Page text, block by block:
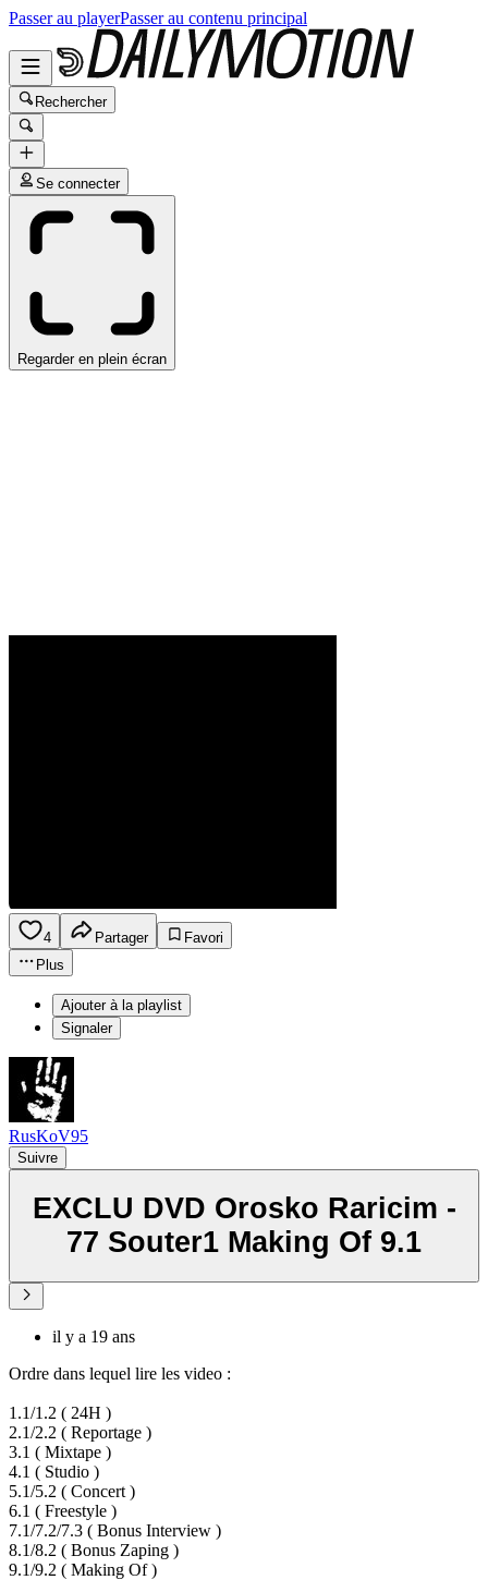
Passer au playerPasser au contenu principal
Rechercher
Se connecter
Regarder en plein écran
4 Partager
Favori
Plus
Ajouter à la playlist
Signaler
RusKoV95
Suivre
EXCLU DVD Orosko Raricim -
77 Souter1 Making Of 9.1
il y a 19 ans
Ordre dans lequel lire les video :
1.1/1.2 ( 24H )
2.1/2.2 ( Reportage )
3.1 ( Mixtape )
4.1 ( Studio )
5.1/5.2 ( Concert )
6.1 ( Freestyle )
7.1/7.2/7.3 ( Bonus Interview )
8.1/8.2 ( Bonus Zaping )
9.1/9.2 ( Making Of )